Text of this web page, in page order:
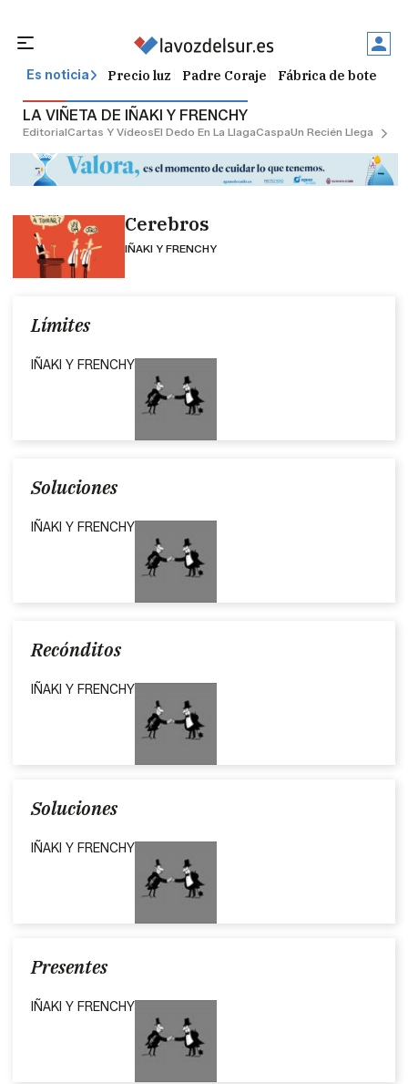
Es noticia Precio luz Padre Coraje Fábrica de botellas
LA VIÑETA DE IÑAKI Y FRENCHY
EditorialCartas Y VídeosEl Dedo En La LlagaCaspaUn Recién Llegado
Cerebros
IÑAKI Y FRENCHY
Límites
IÑAKI Y FRENCHY
Soluciones
IÑAKI Y FRENCHY
Recónditos
IÑAKI Y FRENCHY
Soluciones
IÑAKI Y FRENCHY
Presentes
IÑAKI Y FRENCHY